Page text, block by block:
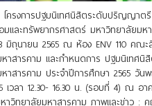
ครงการปฐมนิเทศนิสิตระดับปริญญาต
และทรัพยากรศาสตร์ มหาวิทยาลัยมห
ถุนายน 2565 ณ ห้อง ENV 110 คณะ
าสารคาม และกำหนดการ ปฐมนิเทศ
าสารคาม ประจำปีการศึกษา 2565 วัน
เวลา 12.30- 16.30 น. (รอบที่ 4) ณ อา
าวิทยาลัยมหาสารคาม ภาพและข่าว :